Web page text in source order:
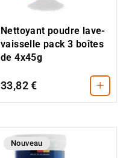
Nettoyant poudre lave-
vaisselle pack 3 boîtes
de 4x45g
33,82 € +
Nouveau